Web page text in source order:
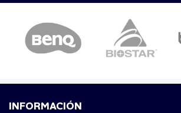
INFORMACIÓN